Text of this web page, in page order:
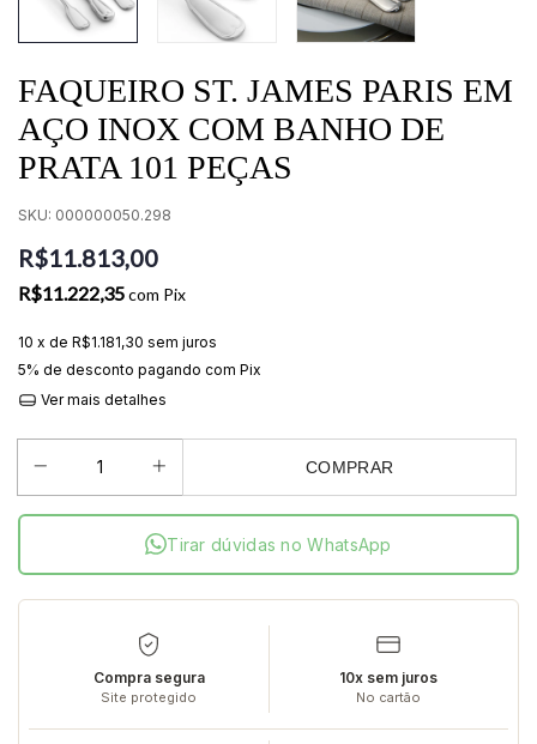
FAQUEIRO ST. JAMES PARIS EM
AÇO INOX COM BANHO DE
PRATA 101 PEÇAS
SKU: 000000050.298
R$11.813,00
R$11.222,35com Pix
10 x de R$1.181,30 sem juros
5% de desconto pagando com Pix
Ver mais detalhes
COMPRAR
Tirar dúvidas no WhatsApp
Compra segura
Site protegido
10x sem juros
No cartão